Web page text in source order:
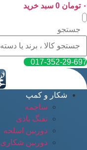
پرش
به
محتوا
۰ تومان 0 سبد خرید
جستجو
017-352-29-697
شکار و کمپ
ساچمه
تفنگ بادی
دوربین اسلحه
دوربین شکاری